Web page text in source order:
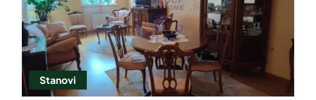
Stanovi